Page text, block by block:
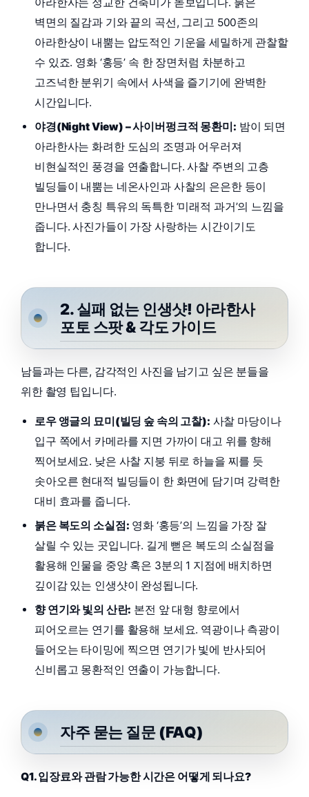
벽면의 질감과 기와 끝의 곡선, 그리고 500존의
아라한상이 내뿜는 압도적인 기운을 세밀하게 관찰할
수 있죠. 영화 ‘홍등’ 속 한 장면처럼 차분하고
고즈넉한 분위기 속에서 사색을 즐기기에 완벽한
시간입니다.
야경(Night View) – 사이버펑크적 몽환미: 밤이 되면
아라한사는 화려한 도심의 조명과 어우러져
비현실적인 풍경을 연출합니다. 사찰 주변의 고층
빌딩들이 내뿜는 네온사인과 사찰의 은은한 등이
만나면서 충칭 특유의 독특한 ‘미래적 과거’의 느낌을
줍니다. 사진가들이 가장 사랑하는 시간이기도
합니다.
2. 실패 없는 인생샷! 아라한사
포토 스팟 & 각도 가이드
남들과는 다른, 감각적인 사진을 남기고 싶은 분들을
위한 촬영 팁입니다.
로우 앵글의 묘미(빌딩 숲 속의 고찰): 사찰 마당이나
입구 쪽에서 카메라를 지면 가까이 대고 위를 향해
찍어보세요. 낮은 사찰 지붕 뒤로 하늘을 찌를 듯
솟아오른 현대적 빌딩들이 한 화면에 담기며 강력한
대비 효과를 줍니다.
붉은 복도의 소실점: 영화 ‘홍등’의 느낌을 가장 잘
살릴 수 있는 곳입니다. 길게 뻗은 복도의 소실점을
활용해 인물을 중앙 혹은 3분의 1 지점에 배치하면
깊이감 있는 인생샷이 완성됩니다.
향 연기와 빛의 산란: 본전 앞 대형 향로에서
피어오르는 연기를 활용해 보세요. 역광이나 측광이
들어오는 타이밍에 찍으면 연기가 빛에 반사되어
신비롭고 몽환적인 연출이 가능합니다.
자주 묻는 질문 (FAQ)
Q1. 입장료와 관람 가능한 시간은 어떻게 되나요?